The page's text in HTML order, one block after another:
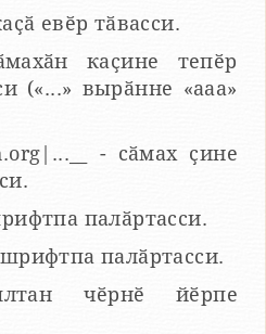
евӗр тӑвасси.
каҫине тепӗр
(«...» вырӑнне «ааа»
- сӑмах ҫине
палӑртасси.
палӑртасси.
чӗрнӗ йӗрпе